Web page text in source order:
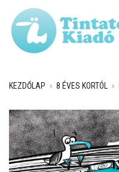
KEZDŐLAP » 8 ÉVES KORTÓL »
+